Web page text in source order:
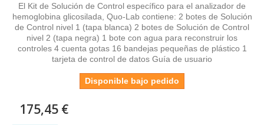
El Kit de Solución de Control específico para el analizador de
hemoglobina glicosilada, Quo-Lab contiene: 2 botes de Solución
de Control nivel 1 (tapa blanca) 2 botes de Solución de Control
nivel 2 (tapa negra) 1 bote con agua para reconstruir los
controles 4 cuenta gotas 16 bandejas pequeñas de plástico 1
tarjeta de control de datos Guía de usuario
Disponible bajo pedido
175,45 €